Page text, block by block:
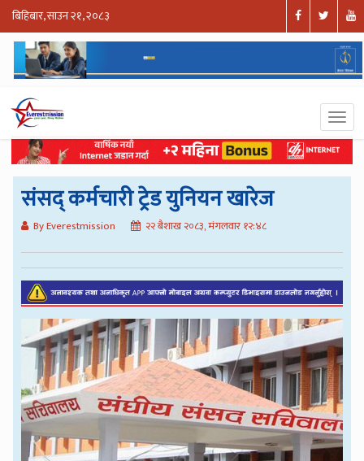
बिहिबार, साउन २१, २०८३
संसद् कर्मचारी ट्रेड युनियन खारेज
By Everestmission २२ बैशाख २०८३, मंगलवार १२:४८